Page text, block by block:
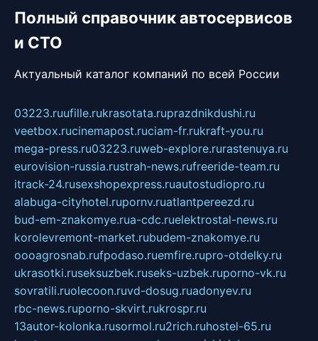
Полный справочник автосервисов
и СТО
Актуальный каталог компаний по всей России
03223.ruufille.rukrasotata.ruprazdnikdushi.ru
veetbox.rucinemapost.ruciam-fr.rukraft-you.ru
mega-press.ru03223.ruweb-explore.rurastenuya.ru
eurovision-russia.rustrah-news.rufreeride-team.ru
itrack-24.rusexshopexpress.ruautostudiopro.ru
alabuga-cityhotel.rupornv.ruatlantpereezd.ru
bud-em-znakomye.rua-cdc.ruelektrostal-news.ru
korolevremont-market.rubudem-znakomye.ru
oooagrosnab.rufpodaso.ruemfire.rupro-otdelky.ru
ukrasotki.ruseksuzbek.ruseks-uzbek.ruporno-vk.ru
sovratili.ruolecoon.ruvd-dosug.ruadonyev.ru
rbc-news.ruporno-skvirt.rukrospr.ru
13autor-kolonka.rusormol.ru2rich.ruhostel-65.ru